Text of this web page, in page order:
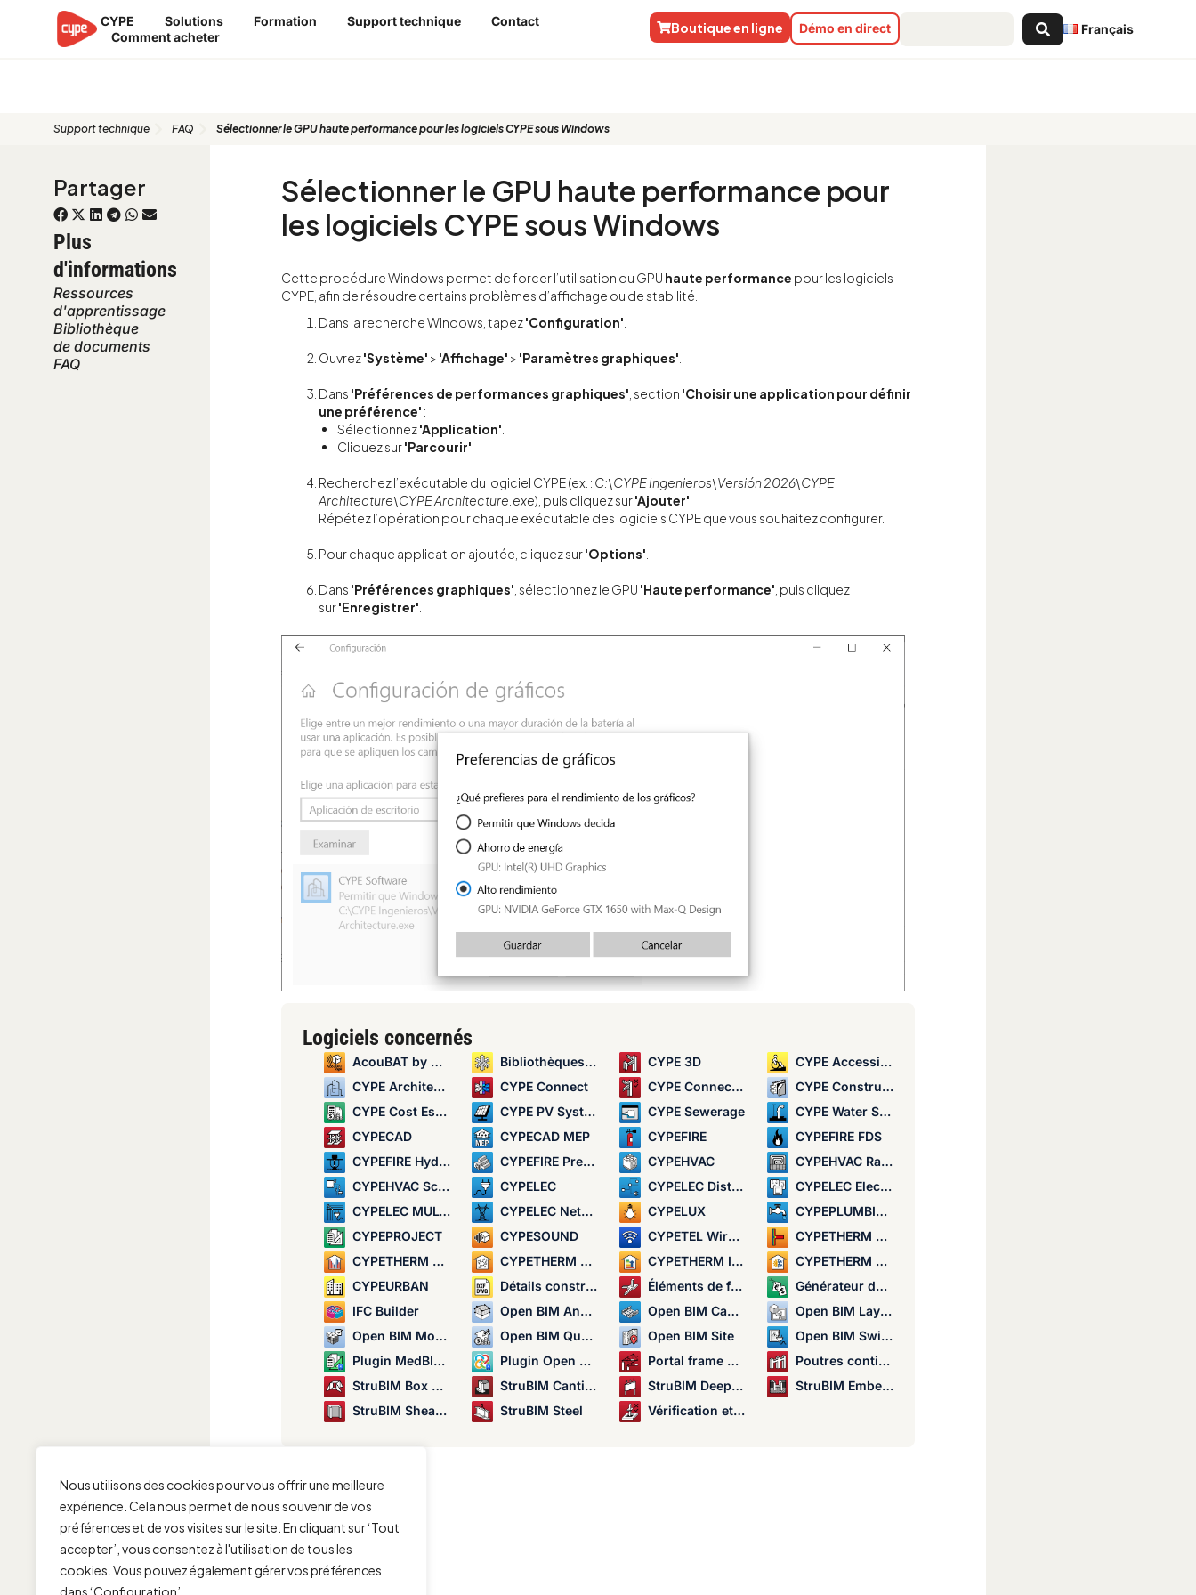
Nous utilisons des cookies pour vous offrir une meilleure
expérience. Cela nous permet de nous souvenir de vos
préférences et de vos visites sur le site. En cliquant sur ‘Tout
accepter’, vous consentez à l'utilisation de tous les
cookies. Vous pouvez également gérer vos préférences
dans ‘Configuration’.
CYPE Solutions Formation Support technique
Contact
Comment acheter
Français
Search
...
Démo en direct
Boutique en ligne
Support technique FAQ Sélectionner le GPU haute performance pour les logiciels CYPE sous Windows
Partager
Plus
d'informations
Ressources
d'apprentissage
Bibliothèque
de documents
FAQ
Sélectionner le GPU haute performance pour
les logiciels CYPE sous Windows
Cette procédure Windows permet de forcer l’utilisation du GPU haute performance pour les logiciels
CYPE, afin de résoudre certains problèmes d’affichage ou de stabilité.
Dans la recherche Windows, tapez'Configuration'
Ouvrez'Système' > 'Affichage' > 'Paramètres graphiques'
Dans 'Préférences de performances graphiques' , section 'Choisir une application pour définir
une préférence' :
Sélectionnez'Application'
Cliquez sur'Parcourir'
Recherchez l’exécutable du logiciel CYPE (ex. : C:\CYPE Ingenieros\Versión 2026\CYPE
Architecture\CYPE Architecture.exe), puis cliquez sur'Ajouter'
Répétez l’opération pour chaque exécutable des logiciels CYPE que vous souhaitez configurer.
Pour chaque application ajoutée, cliquez sur'Options'
Dans 'Préférences graphiques' , sélectionnez le GPU 'Haute performance' , puis cliquez
sur'Enregistrer'
Logiciels concernés
AcouBAT by CYPE Bibliothèques de détails constructifs pour structures CYPE 3D
CYPE Accessibility
CYPE Architecture
CYPE Connect CYPE Connect Classic
CYPE Construction Systems
CYPE Cost Estimator
CYPE PV Systems CYPE Sewerage
CYPE Water Supply
CYPECAD
CYPECAD MEP CYPEFIRE
CYPEFIRE FDS
CYPEFIRE Hydraulic Systems
CYPEFIRE Pressure Systems CYPEHVAC
CYPEHVAC Radiant floor
CYPEHVAC Schematics
CYPELEC CYPELEC Distribution
CYPELEC Electrical Mechanisms
CYPELEC MULTILINE
CYPELEC Networks CYPELUX
CYPEPLUMBING
CYPEPROJECT
CYPESOUND CYPETEL Wireless
CYPETHERM BRIDGES
CYPETHERM EPlus
CYPETHERM HYGRO CYPETHERM Improvements
CYPETHERM LOADS
CYPEURBAN
Détails constructifs Éléments de fondation
Générateur de prix
IFC Builder
Open BIM Analytical Model Open BIM Cable Routing
Open BIM Layout
Open BIM Model Checker
Open BIM Quantities Open BIM Site
Open BIM Switchboard
Plugin MedBIM - Revit
Plugin Open BIM - Revit Portal frame generator
Poutres continues
StruBIM Box Culverts
StruBIM Cantilever Walls StruBIM Deep Beams
StruBIM Embedded Walls
StruBIM Shear Walls
StruBIM Steel Vérification et analyse du poinçonnement dans les dalles